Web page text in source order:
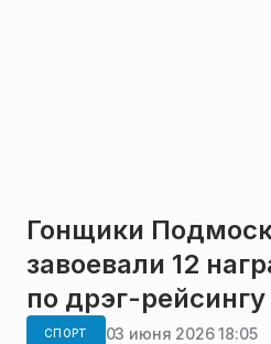
Гонщики
завоевали 12
по дрэг-рейсингу
СПОРТ 03 июня 2026 18:05